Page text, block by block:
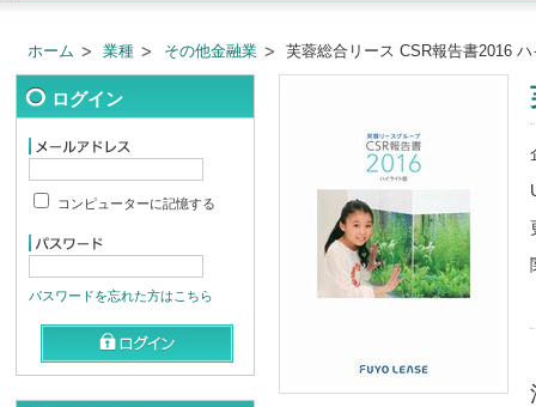
ホーム 業種 その他金融業 芙蓉総合リース CSR報告書2016
ログイン
コンピューターに記憶する
パスワードを忘れた方はこちら